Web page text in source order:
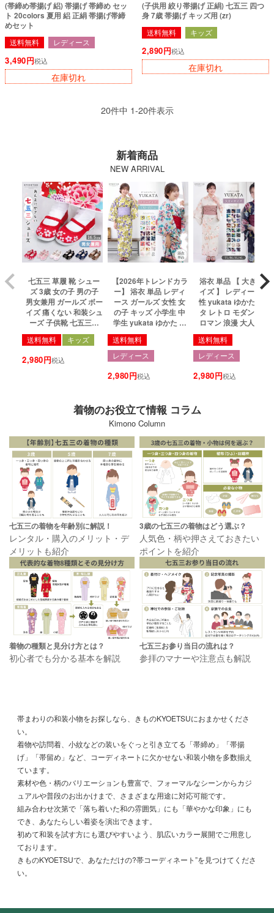
(帯締め帯揚げ 絽) 帯揚げ 帯締め セッ
ト 20colors 夏用 絽 正絹 帯揚げ帯締
めセット
送料無料 レディース
3,490 税込
在庫切れ
(子供用 絞り帯揚げ 正絹) 七五三 四つ
身 7歳 帯揚げ キッズ用 (zr)
送料無料 キッズ
2,890 税込
在庫切れ
20件中 1-20件表示
新着商品
NEW ARRIVAL
七五三 草履 靴 シュー
ズ 3歳 女の子 男の子
男女兼用 ガールズ ボー
イズ 痛くない 和装シュ
ーズ 子供靴 七五三靴
フォーマル 子供 子ども
キッズ 靴擦れしにくい
桜 七宝 おしゃれ かわ
いい かっこいい 被布
送料無料 キッズ
2,980 税込
【2026年トレンドカラ
ー】 浴衣 単品 レディ
ース ガールズ 女性 女
の子 キッズ 小学生 中
学生 yukata ゆかた ユ
カタ レトロ モダン 大
正ロマン 浪漫 大人 綺
麗 可愛い おしゃれ 10
代 20代 30代 40代 浴衣
単品 フリーサイズ 130
送料無料
レディース
2,980 税込
浴衣 単品 【 大きいサ
イズ 】 レディース 女
性 yukata ゆかた ユカ
タ レトロ モダン 大正
ロマン 浪漫 大人 綺麗
可愛い おしゃれ 10代
20代 30代 40代 浴衣単
品 TL BL 3L 4L トール
サイズ 高身長 ワイドサ
イズ ゆったり 大きい
送料無料
レディース
2,980 税込
着物のお役立て情報 コラム
Kimono Column
七五三の着物を年齢別に解説！
レンタル・購入のメリット・デ
メリットも紹介
3歳の七五三の着物はどう選ぶ？
人気色・柄や押さえておきたい
ポイントを紹介
着物の種類と見分け方とは？
初心者でも分かる基本を解説
七五三お参り当日の流れは？
参拝のマナーや注意点も解説
帯まわりの和装小物をお探しなら、きものKYOETSUにおまかせくださ
い。
着物や訪問着、小紋などの装いをぐっと引き立てる「帯締め」「帯揚
げ」「帯留め」など、コーディネートに欠かせない和装小物を多数揃え
ています。
素材や色・柄のバリエーションも豊富で、フォーマルなシーンからカジ
ュアルや普段のお出かけまで、さまざまな用途に対応可能です。
組み合わせ次第で「落ち着いた和の雰囲気」にも「華やかな印象」にも
でき、あなたらしい着姿を演出できます。
初めて和装を試す方にも選びやすいよう、肌広いカラー展開でご用意し
ております。
きものKYOETSUで、あなただけの?帯コーディネート”を見つけてくださ
い。